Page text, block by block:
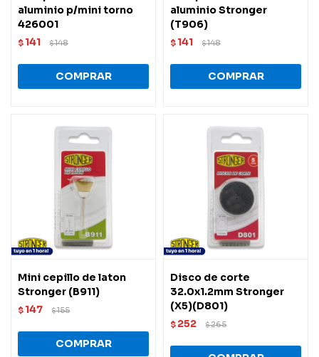
aluminio p/mini torno
426001
$ 141 $148
aluminio Stronger
(T906)
$ 141 $148
Mini cepillo de laton
Stronger (B911)
$ 147 $155
Disco de corte
32.0x1.2mm Stronger
(X5)(D801)
$ 252 $265